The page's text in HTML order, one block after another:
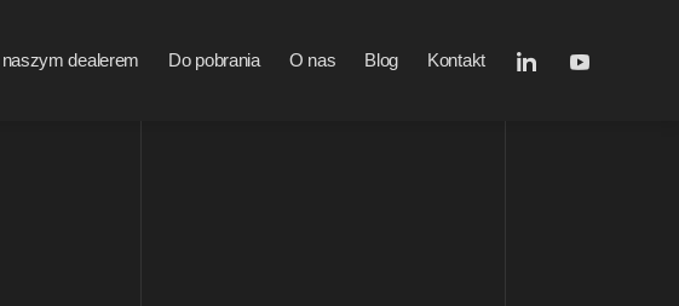
dealerem Do pobrania O nas Blog Kontakt